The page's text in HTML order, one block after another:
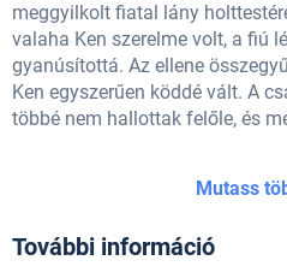
meggyilkolt fiatal lány
valaha Ken szerelme volt, a fiú
gyanúsítottá. Az ellene
Ken egyszerűen köddé vált. A
többé nem hallottak felőle, és
Mutass
További információ